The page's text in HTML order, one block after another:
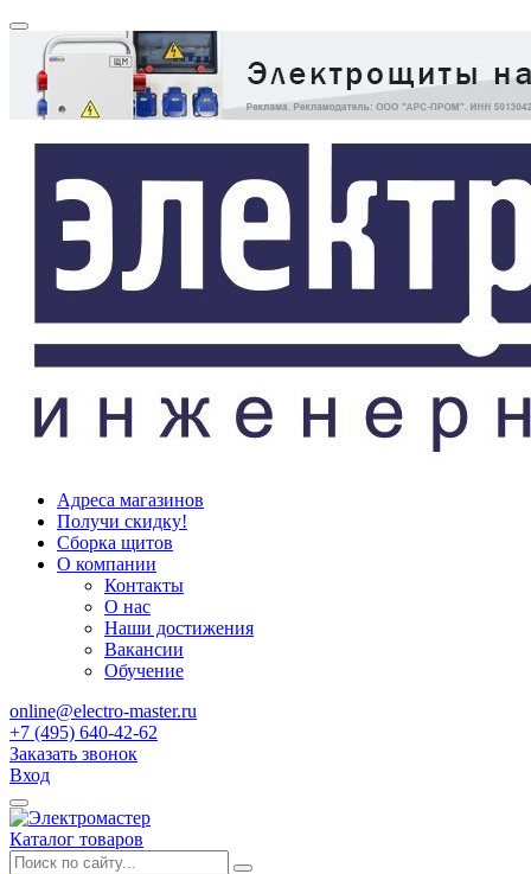
Адреса магазинов
Получи скидку!
Сборка щитов
О компании
Контакты
О нас
Наши достижения
Вакансии
Обучение
online@electro-master.ru
+7 (495) 640-42-62
Заказать звонок
Вход
Каталог товаров